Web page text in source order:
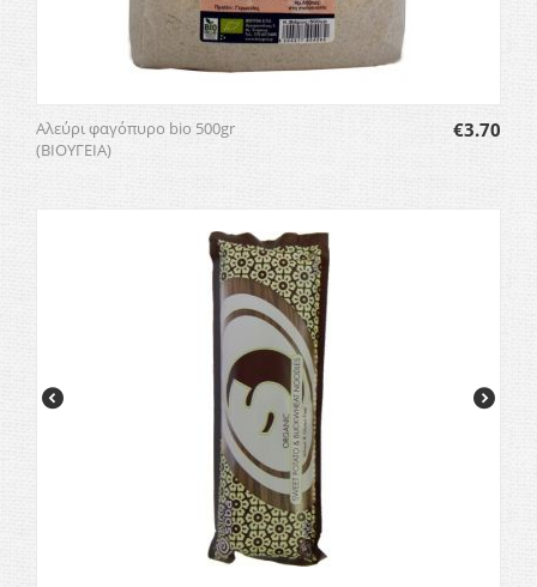
Αλεύρι φαγόπυρο bio 500gr
(ΒΙΟΥΓΕΙΑ)
€3.70